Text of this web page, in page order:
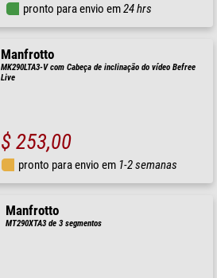
pronto para envio em24 hrs
Manfrotto
MK290LTA3-V com Cabeça de inclinação do vídeo Befree
Live
$ 253,00
pronto para envio em 1-2 semanas
Manfrotto
MT290XTA3 de 3 segmentos